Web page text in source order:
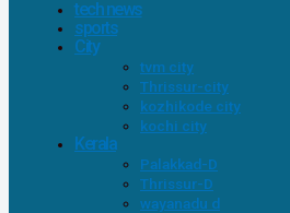
tech news
sports
City
tvm city
Thrissur-city
kozhikode city
kochi city
Kerala
Palakkad-D
Thrissur-D
wayanadu d